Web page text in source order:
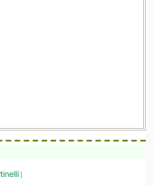
）